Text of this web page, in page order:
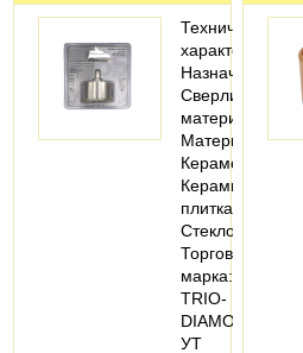
Технические
характеристики
Назначение:
Сверлить
материал
Материалы:
Керамогранит;
Керамическая
плитка;
Стекло
Торговая
марка:
TRIO-
DIAMOND
УТ